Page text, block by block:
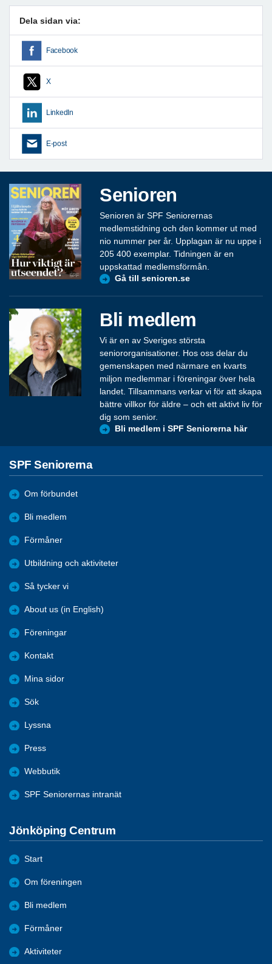
Dela sidan via:
Facebook
X
LinkedIn
E-post
Senioren
Senioren är SPF Seniorernas
medlemstidning och den kommer ut med
nio nummer per år. Upplagan är nu uppe i
205 400 exemplar. Tidningen är en
uppskattad medlemsförmån.
Gå till senioren.se
Bli medlem
Vi är en av Sveriges största
seniororganisationer. Hos oss delar du
gemenskapen med närmare en kvarts
miljon medlemmar i föreningar över hela
landet. Tillsammans verkar vi för att skapa
bättre villkor för äldre – och ett aktivt liv för
dig som senior.
Bli medlem i SPF Seniorerna här
SPF Seniorerna
Om förbundet
Bli medlem
Förmåner
Utbildning och aktiviteter
Så tycker vi
About us (in English)
Föreningar
Kontakt
Mina sidor
Sök
Lyssna
Press
Webbutik
SPF Seniorernas intranät
Jönköping Centrum
Start
Om föreningen
Bli medlem
Förmåner
Aktiviteter